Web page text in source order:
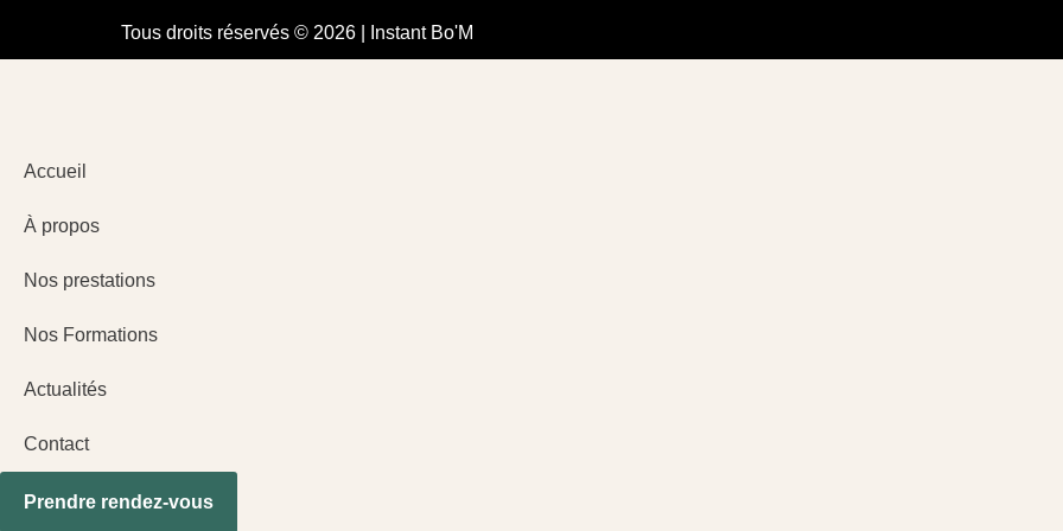
Tous droits réservés © 2026 | Instant Bo'M
Accueil
À propos
Nos prestations
Nos Formations
Actualités
Contact
Prendre rendez-vous